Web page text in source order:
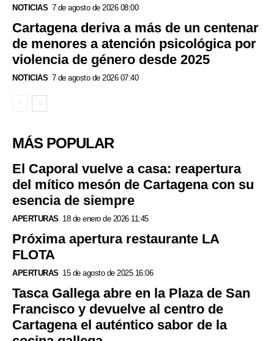
NOTICIAS 7 de agosto de 2026 08:00
Cartagena deriva a más de un centenar
de menores a atención psicológica por
violencia de género desde 2025
NOTICIAS 7 de agosto de 2026 07:40
MÁS POPULAR
El Caporal vuelve a casa: reapertura
del mítico mesón de Cartagena con su
esencia de siempre
APERTURAS 18 de enero de 2026 11:45
Próxima apertura restaurante LA
FLOTA
APERTURAS 15 de agosto de 2025 16:06
Tasca Gallega abre en la Plaza de San
Francisco y devuelve al centro de
Cartagena el auténtico sabor de la